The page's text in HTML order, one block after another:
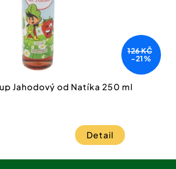
126 KČ
-21%
Jahodový od Natíka 250 ml
Detail